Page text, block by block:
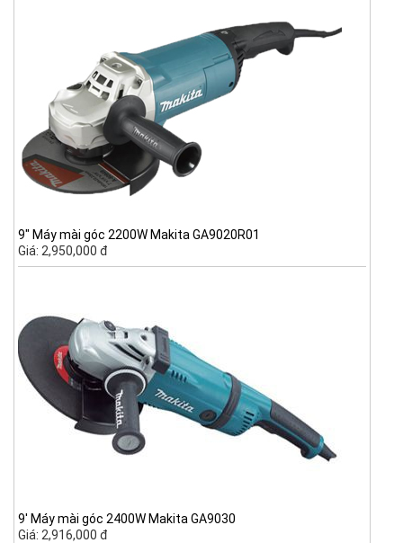
9" Máy mài góc 2200W Makita GA9020R01
Giá: 2,950,000 đ
9' Máy mài góc 2400W Makita GA9030
Giá: 2,916,000 đ